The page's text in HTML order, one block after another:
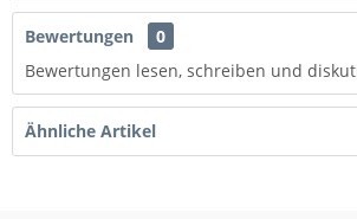
Bewertungen
0
Bewertungen lesen, schreiben und
Ähnliche Artikel